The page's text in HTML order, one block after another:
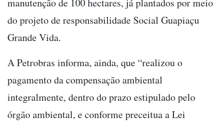
manutenção de 100 hectares, já plantados por meio
do projeto de responsabilidade Social Guapiaçu
Grande Vida.
A Petrobras informa, ainda, que “realizou o
pagamento da compensação ambiental
integralmente, dentro do prazo estipulado pelo
órgão ambiental, e conforme preceitua a Lei